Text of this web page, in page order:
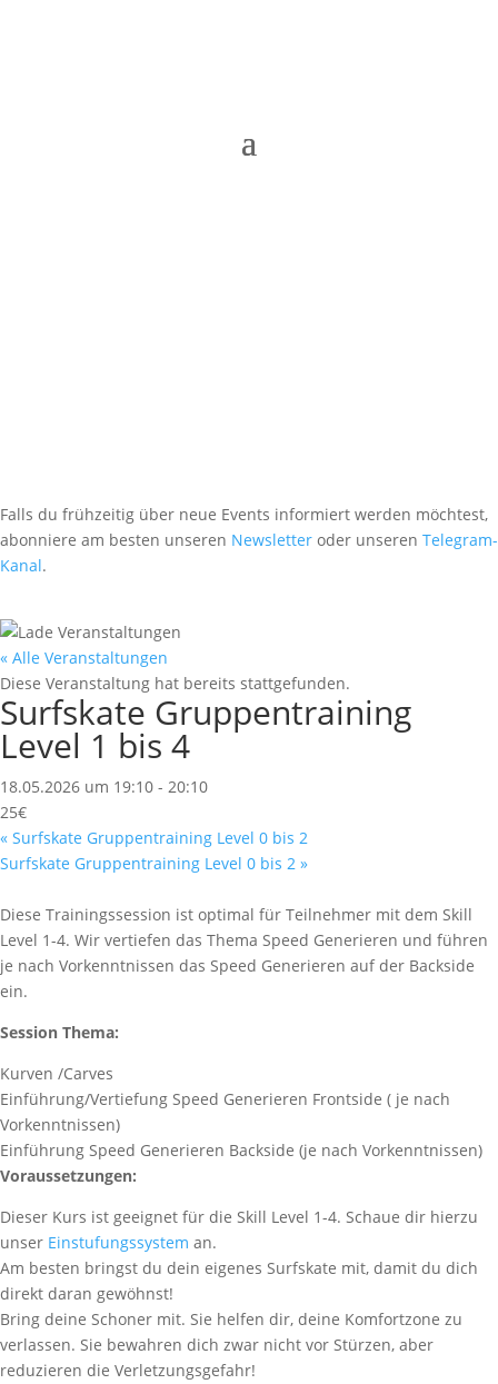
Falls du frühzeitig über neue Events informiert werden möchtest,
abonniere am besten unseren Newsletter oder unseren Telegram-
Kanal.
« Alle Veranstaltungen
Diese Veranstaltung hat bereits stattgefunden.
Surfskate Gruppentraining
Level 1 bis 4
18.05.2026 um 19:10 - 20:10
25€
« Surfskate Gruppentraining Level 0 bis 2
Surfskate Gruppentraining Level 0 bis 2 »
Diese Trainingssession ist optimal für Teilnehmer mit dem Skill
Level 1-4. Wir vertiefen das Thema Speed Generieren und führen
je nach Vorkenntnissen das Speed Generieren auf der Backside
ein.
Session Thema:
Kurven /Carves
Einführung/Vertiefung Speed Generieren Frontside ( je nach
Vorkenntnissen)
Einführung Speed Generieren Backside (je nach Vorkenntnissen)
Voraussetzungen:
Dieser Kurs ist geeignet für die Skill Level 1-4. Schaue dir hierzu
unser Einstufungssystem an.
Am besten bringst du dein eigenes Surfskate mit, damit du dich
direkt daran gewöhnst!
Bring deine Schoner mit. Sie helfen dir, deine Komfortzone zu
verlassen. Sie bewahren dich zwar nicht vor Stürzen, aber
reduzieren die Verletzungsgefahr!